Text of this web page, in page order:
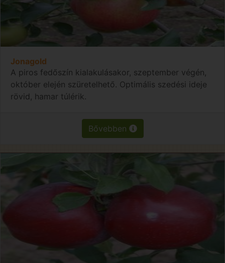
Jonagold
A piros fedőszín kialakulásakor, szeptember végén,
október elején szüretelhető. Optimális szedési ideje
rövid, hamar túlérik.
Bővebben